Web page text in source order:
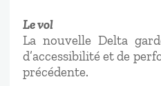
Le vol
La nouvelle Delta
d’accessibilité et de
précédente.